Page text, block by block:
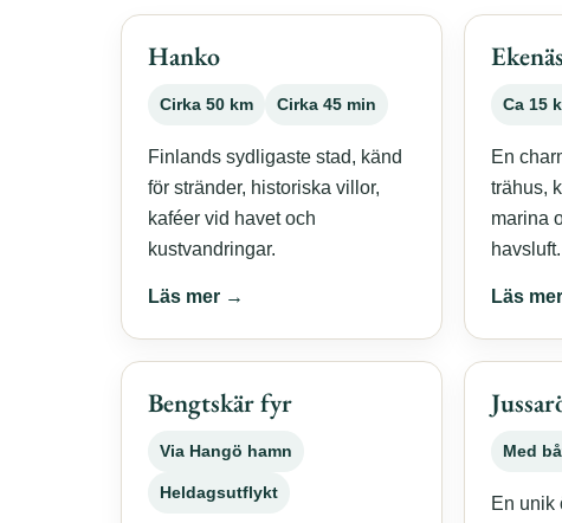
Hanko
Cirka 50 km Cirka 45 min
Finlands sydligaste stad, känd
för stränder, historiska villor,
kaféer vid havet och
kustvandringar.
Läs mer →
Ca 15
En
trähus,
marina
havsluft.
Läs
Bengtskär fyr
Via Hangö hamn
Heldagsutflykt
Med
En unik